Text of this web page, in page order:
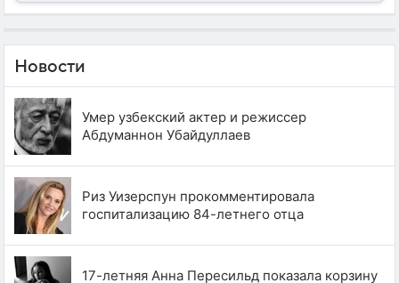
Новости
Умер узбекский актер и режиссер
Абдуманнон Убайдуллаев
Риз Уизерспун прокомментировала
госпитализацию 84-летнего отца
17-летняя Анна Пересильд показала корзину